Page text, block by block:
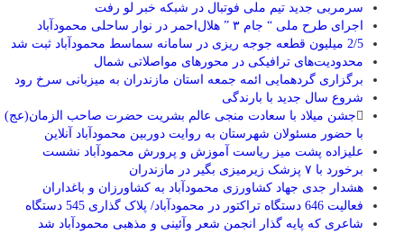
سرمربی جدید تیم ملی فوتبال در شبکه خبر لو رفت
اجرای طرح ملی “ جام ۳ ” هلال‌احمر در نوار ساحلی محمودآباد
2/5 میلیون قطعه جوجه ریزی در سامانه سماسط محمودآباد ثبت شد
محدودیت‌های ترافیکی در محور‌های مواصلاتی شمال
برگزاری گردهمایی ائمه جمعه استان مازندران به میزبانی سرخ رود
شروع سال جدید با بارندگی
جشن میلاد با سعادت منجی عالم بشریت حضرت صاحب الزمان(عج)
با حضور مسئولان شهرستان به روایت دوربین محمودآباد آنلاین
علیزاده پشت میز ریاست آموزش و پرورش محمودآباد نشست
برخورد با ۷ پزشک زیرمیزی بگیر در مازندران
هشدار جدی جهاد کشاورزی محمودآباد به کشاورزان و باغداران
فعالیت 646 دستگاه تراکتور در محمودآباد/ پلاک گذاری 545 دستگاه
شاعری که پایه گذار انجمن شعر وآئینی و مذهبی محمودآباد شد